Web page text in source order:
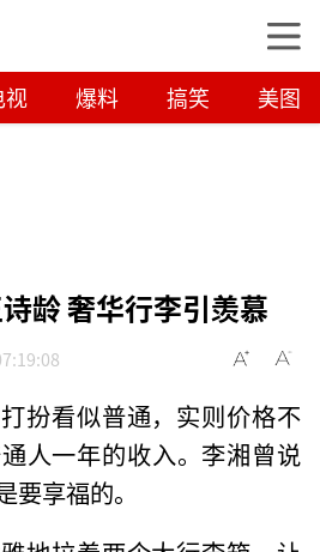
视 爆料 搞笑 美图
龄 奢华行李引羡慕
扮看似普通，实则价格不
人一年的收入。李湘曾说
享福的。